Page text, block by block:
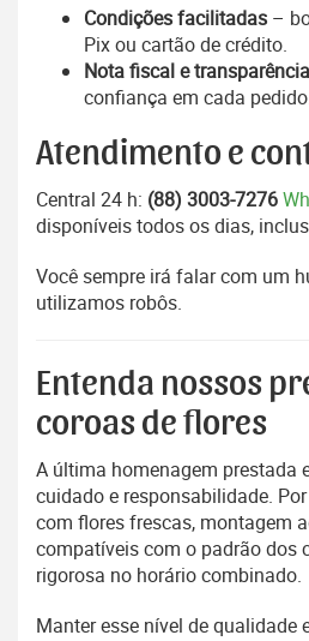
Condições facilitadas –
Pix ou cartão de crédito.
Nota fiscal e transparência
confiança em cada
Atendimento e
Central 24 h: (88) 3003-7276
disponíveis todos os dias,
Você sempre irá falar com um
utilizamos robôs.
Entenda nossos
coroas de flores
A última homenagem prestada
cuidado e responsabilidade.
com flores frescas, montagem
compatíveis com o padrão dos
rigorosa no horário combinado.
Manter esse nível de qualidade